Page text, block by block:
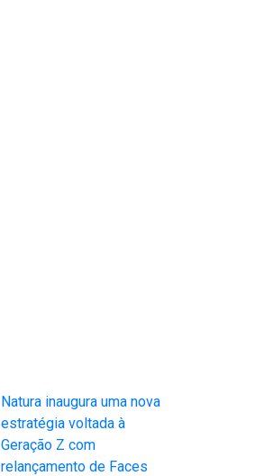
Natura inaugura uma nova
estratégia voltada à
Geração Z com
relançamento de Faces